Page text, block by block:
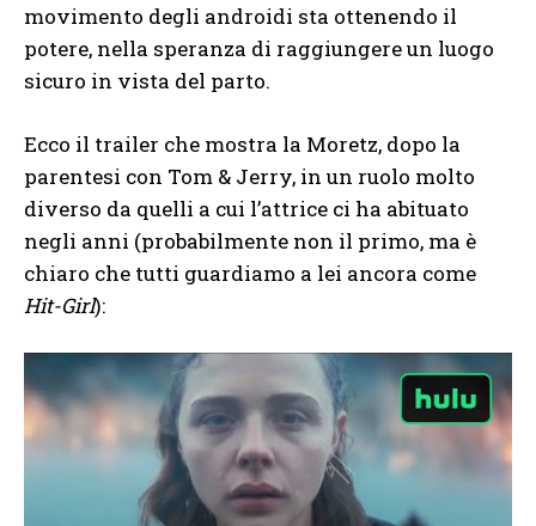
movimento degli androidi sta ottenendo il
potere, nella speranza di raggiungere un luogo
sicuro in vista del parto.
Ecco il trailer che mostra la Moretz, dopo la
parentesi con Tom & Jerry, in un ruolo molto
diverso da quelli a cui l’attrice ci ha abituato
negli anni (probabilmente non il primo, ma è
chiaro che tutti guardiamo a lei ancora come
Hit-Girl):